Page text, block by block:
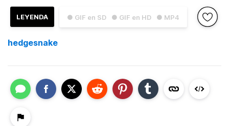
● GIF en SD ● GIF en HD ● MP4
LEYENDA
hedgesnake